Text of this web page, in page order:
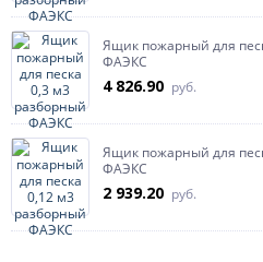
Ящик пожарный для
ФАЭКС
4 826.90 руб.
Ящик пожарный для
ФАЭКС
2 939.20 руб.